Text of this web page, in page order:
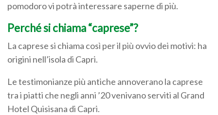
pomodoro vi potrà interessare saperne di più.
Perché si chiama “caprese”?
La caprese si chiama così per il più ovvio dei motivi: ha
origini nell’isola di Capri.
Le testimonianze più antiche annoverano la caprese
tra i piatti che negli anni ’20 venivano serviti al Grand
Hotel Quisisana di Capri.